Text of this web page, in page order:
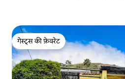
गेस्ट्स की फ़ेवरेट
गेस्ट्स की फ़ेवरेट